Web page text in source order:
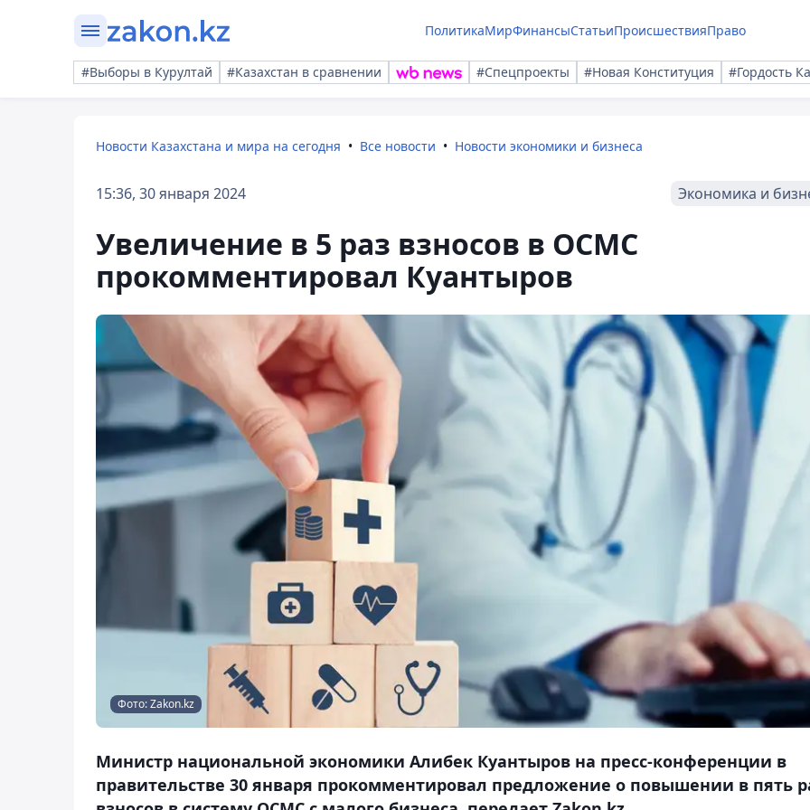
ПолитикаМирФинансыСтатьиПроисшествияПраво
#Выборы в Курултай #Казахстан в сравнении #Спецпроекты #Новая Конституция #Гордость
Новости Казахстана и мира на сегодня Все новости Новости экономики и бизнеса
15:36, 30 января 2024 Экономика и
Увеличение в 5 раз взносов в ОСМС
прокомментировал Куантыров
Фото: Zakon.kz
Министр национальной экономики Алибек Куантыров на пресс-конференции в
правительстве 30 января прокомментировал предложение о повышении в пять